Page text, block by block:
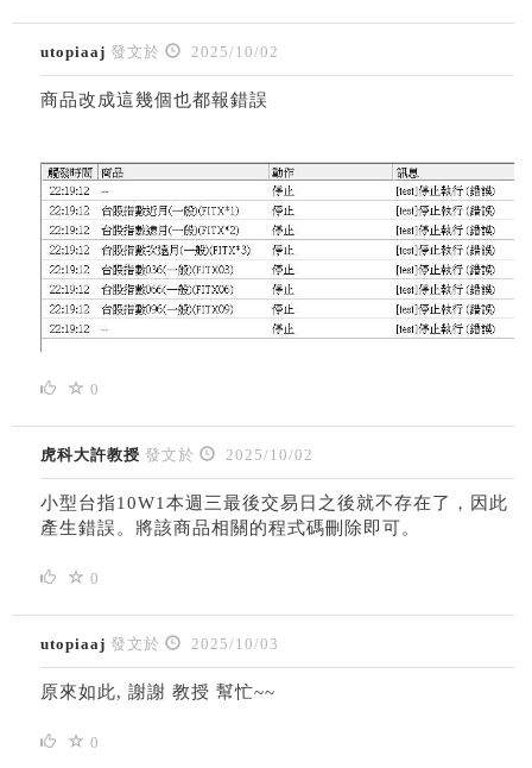
utopiaaj 發文於 2025/10/02
商品改成這幾個也都報錯誤
0
虎科大許教授 發文於 2025/10/02
小型台指10W1本週三最後交易日之後就不存在了，因此
產生錯誤。將該商品相關的程式碼刪除即可。
0
utopiaaj 發文於 2025/10/03
原來如此, 謝謝 教授 幫忙~~
0